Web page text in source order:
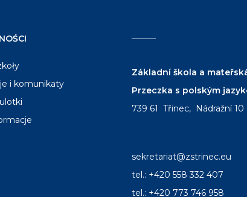
i komunikaty
Základní škola a
Przeczka s polským
739 61 Třinec, Nádražní 10
sekretariat@zstrinec.eu
tel.: +420 558 332 407
tel.: +420 773 746 958